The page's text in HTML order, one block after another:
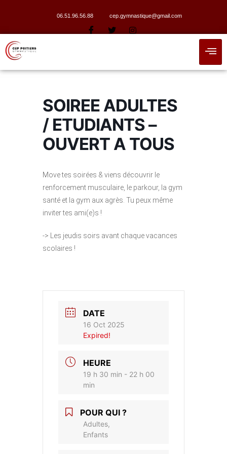
06.51.96.56.88 cep.gymnastique@gmail.com
SOIREE ADULTES
/ ETUDIANTS –
OUVERT A TOUS
Move tes soirées & viens découvrir le
renforcement musculaire, le parkour, la gym
santé et la gym aux agrès. Tu peux même
inviter tes ami(e)s !
-> Les jeudis soirs avant chaque vacances
scolaires !
DATE
16 Oct 2025
Expired!
HEURE
19 h 30 min - 22 h 00
min
POUR QUI ?
Adultes,
Enfants